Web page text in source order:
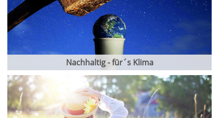
Nachhaltig - für´s Klima